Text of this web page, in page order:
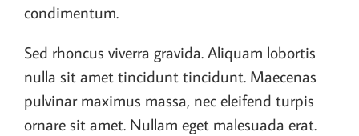
condimentum.
Sed rhoncus viverra gravida. Aliquam lobortis
nulla sit amet tincidunt tincidunt. Maecenas
pulvinar maximus massa, nec eleifend turpis
ornare sit amet. Nullam eget malesuada erat.